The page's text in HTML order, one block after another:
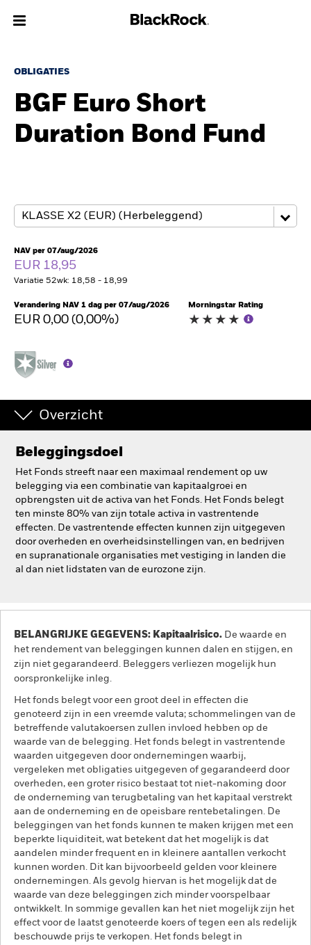
Over Ons
Producten
Thema's
Beleggingsinformatie
Particulieren
Nederland
iShares
Aladdin
OBLIGATIES
BGF Euro Short
Duration Bond Fund
NAV per 07/aug/2026
EUR 18,95
Variatie 52wk: 18,58 - 18,99
Verandering NAV 1 dag per 07/aug/2026
EUR 0,00 (0,00%)
Morningstar Rating
Overzicht
Beleggingsdoel
Het Fonds streeft naar een maximaal rendement op uw
belegging via een combinatie van kapitaalgroei en
opbrengsten uit de activa van het Fonds. Het Fonds belegt
ten minste 80% van zijn totale activa in vastrentende
effecten. De vastrentende effecten kunnen zijn uitgegeven
door overheden en overheidsinstellingen van, en bedrijven
en supranationale organisaties met vestiging in landen die
al dan niet lidstaten van de eurozone zijn.
BELANGRIJKE GEGEVENS: Kapitaalrisico. De waarde en
het rendement van beleggingen kunnen dalen en stijgen, en
zijn niet gegarandeerd. Beleggers verliezen mogelijk hun
oorspronkelijke inleg.
Het fonds belegt voor een groot deel in effecten die
genoteerd zijn in een vreemde valuta; schommelingen van de
betreffende valutakoersen zullen invloed hebben op de
waarde van de belegging. Het fonds belegt in vastrentende
waarden uitgegeven door ondernemingen waarbij,
vergeleken met obligaties uitgegeven of gegarandeerd door
overheden, een groter risico bestaat tot niet-nakoming door
de onderneming van terugbetaling van het kapitaal verstrekt
aan de onderneming en de opeisbare rentebetalingen. De
beleggingen van het fonds kunnen te maken krijgen met een
beperkte liquiditeit, wat betekent dat het mogelijk is dat
aandelen minder frequent en in kleinere aantallen verkocht
kunnen worden. Dit kan bijvoorbeeld gelden voor kleinere
ondernemingen. Als gevolg hiervan is het mogelijk dat de
waarde van deze beleggingen zich minder voorspelbaar
ontwikkelt. In sommige gevallen kan het niet mogelijk zijn het
effect voor de laatst genoteerde koers of tegen een als redelijk
beschouwde prijs te verkopen. Het fonds belegt in